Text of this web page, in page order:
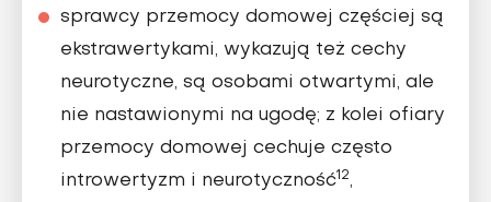
sprawcy przemocy domowej częściej są
ekstrawertykami, wykazują też cechy
neurotyczne, są osobami otwartymi, ale
nie nastawionymi na ugodę; z kolei ofiary
przemocy domowej cechuje często
introwertyzm i neurotyczność12,